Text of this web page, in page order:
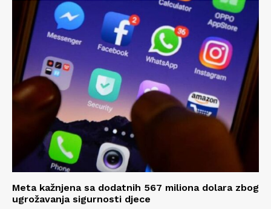
Meta kažnjena sa dodatnih 567 miliona dolara zbog
ugrožavanja sigurnosti djece